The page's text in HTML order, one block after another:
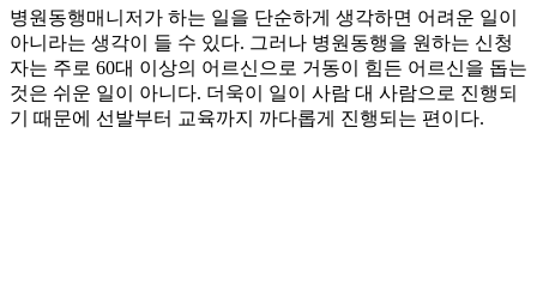
병원동행매니저가 하는 일을 단순하게 생각하면 어려운 일이
아니라는 생각이 들 수 있다. 그러나 병원동행을 원하는 신청
자는 주로 60대 이상의 어르신으로 거동이 힘든 어르신을 돕는
것은 쉬운 일이 아니다. 더욱이 일이 사람 대 사람으로 진행되
기 때문에 선발부터 교육까지 까다롭게 진행되는 편이다.